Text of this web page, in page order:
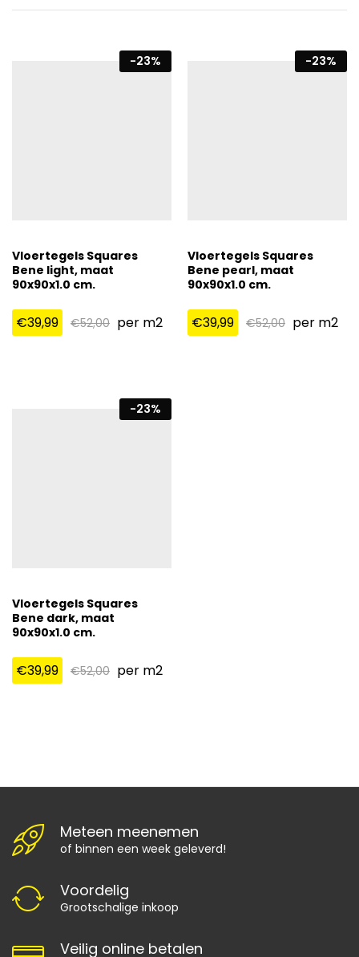
-23%
Vloertegels Squares
Bene light, maat
90x90x1.0 cm.
€39,99 €52,00 per m2
-23%
Vloertegels Squares
Bene pearl, maat
90x90x1.0 cm.
€39,99 €52,00 per m2
-23%
Vloertegels Squares
Bene dark, maat
90x90x1.0 cm.
€39,99 €52,00 per m2
Meteen meenemen
of binnen een week geleverd!
Voordelig
Grootschalige inkoop
Veilig online betalen